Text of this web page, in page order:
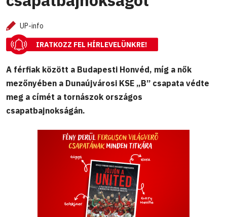
UP-info
IRATKOZZ FEL HÍRLEVELÜNKRE!
A férfiak között a Budapesti Honvéd, míg a nők
mezőnyében a Dunaújvárosi KSE „B” csapata védte
meg a címét a tornászok országos
csapatbajnokságán.